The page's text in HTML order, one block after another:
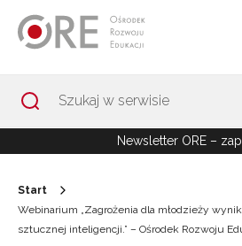
Newsletter ORE –
Start
Webinarium „Zagrożenia dla młodzieży
sztucznej inteligencji.” – Ośrodek Rozwoju